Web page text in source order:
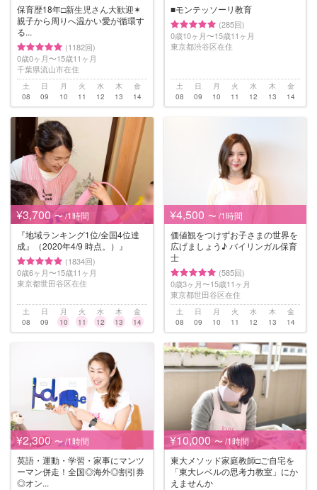
保育歴18年□︎新生児さん大歓迎✶
親子から周りへ温かい愛が循環す
る...
(1182回)
0歳0ヶ月〜15歳11ヶ月
千葉県流山市在住
土
08
日
09
月
10
火
11
水
12
木
13
金
14
■モンテッソーリ教育
(285回)
0歳10ヶ月〜15歳11ヶ月
東京都渋谷区在住
土
08
日
09
月
10
火
11
水
12
木
13
金
14
¥3,700 〜 /1時間
『地域ランキング1位/全国4位達
成』（2020年4/9 時点。）』
(1834回)
0歳6ヶ月〜15歳11ヶ月
東京都世田谷区在住
土
08
日
09
月
10
火
11
水
12
木
13
金
14
¥4,500 〜 /1時間
価値観をつけずお子さまの世界を
広げましょう♪ バイリンガル保育
士
(585回)
0歳3ヶ月〜15歳11ヶ月
東京都世田谷区在住
土
08
日
09
月
10
火
11
水
12
木
13
金
14
¥2,300 〜 /1時間
英語・運動・学習・家事にマンツ
ーマン併走！全国◎海外◎割引券
◎オン...
¥10,000 〜 /1時間
東大メソッド家庭教師□︎ご自宅を
「東大レベルの思考力教室」にか
えませんか